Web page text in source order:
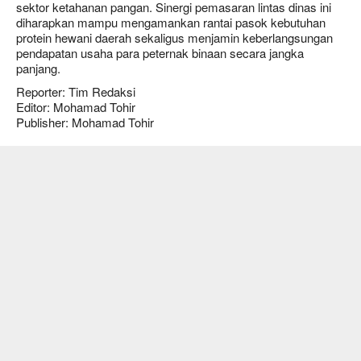
sektor ketahanan pangan. Sinergi pemasaran lintas dinas ini
diharapkan mampu mengamankan rantai pasok kebutuhan
protein hewani daerah sekaligus menjamin keberlangsungan
pendapatan usaha para peternak binaan secara jangka
panjang.
Reporter: Tim Redaksi
Editor: Mohamad Tohir
Publisher: Mohamad Tohir